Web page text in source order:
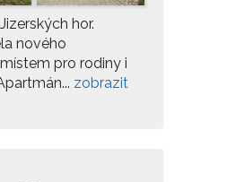
hor.
nového
pro rodiny i
zobrazit